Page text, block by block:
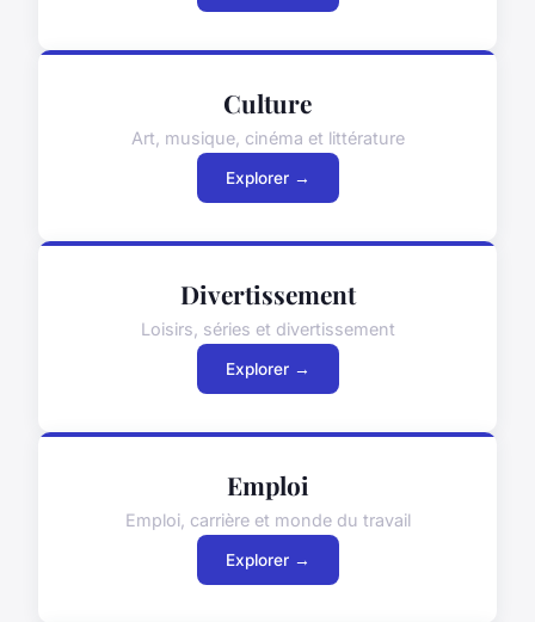
Culture
Art, musique, cinéma et littérature
Explorer →
Divertissement
Loisirs, séries et divertissement
Explorer →
Emploi
Emploi, carrière et monde du travail
Explorer →